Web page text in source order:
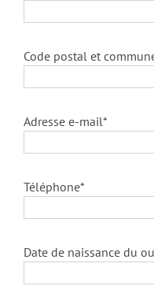
Code postal et
Adresse e-mail*
Téléphone*
Date de naissance du